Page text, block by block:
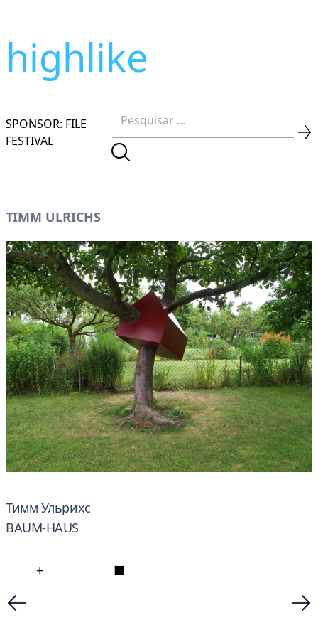
highlike
SPONSOR: FILE
FESTIVAL
TIMM ULRICHS
Тимм Ульрихс
BAUM-HAUS
+ ■